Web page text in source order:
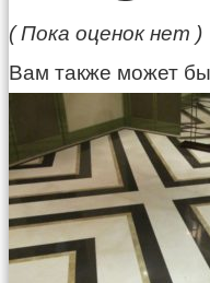
( Пока оценок нет )
Вам также может